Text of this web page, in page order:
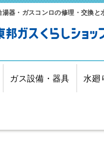
器・ガスコンロの修理・交換
ガス設備・器具 水廻